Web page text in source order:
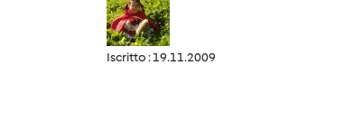
Iscritto : 19.11.2009